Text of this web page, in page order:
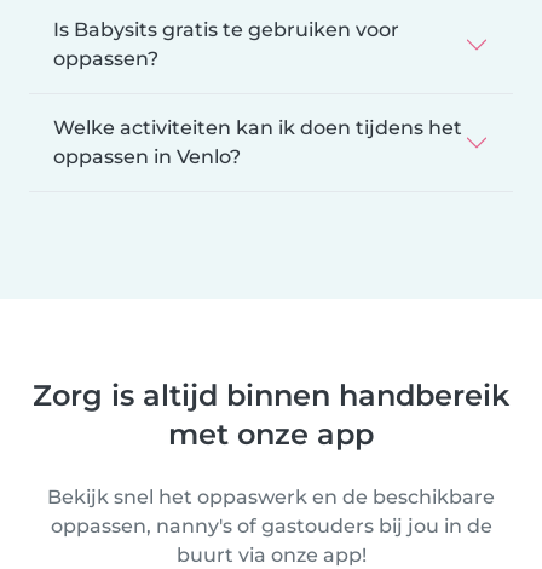
Is Babysits gratis te gebruiken voor
oppassen?
Welke activiteiten kan ik doen tijdens het
oppassen in Venlo?
Zorg is altijd binnen handbereik
met onze app
Bekijk snel het oppaswerk en de beschikbare
oppassen, nanny's of gastouders bij jou in de
buurt via onze app!